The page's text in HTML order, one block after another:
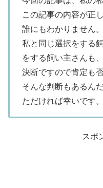
この記事の内容が正
誰にもわかりません。
私と同じ選択をする
をする飼い主さんも
決断ですので肯定も
そんな判断もあるん
ただければ幸いです。
スポ